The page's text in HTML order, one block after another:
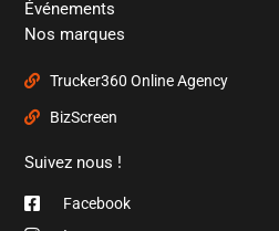
Événements
Nos marques
Trucker360 Online Agency
BizScreen
Suivez nous !
Facebook